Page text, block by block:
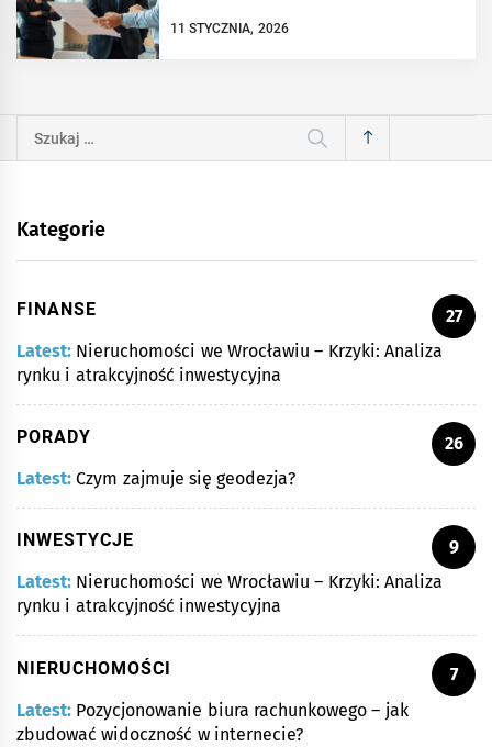
11 STYCZNIA, 2026
Szukaj:
Kategorie
FINANSE
27
Latest: Nieruchomości we Wrocławiu – Krzyki: Analiza
rynku i atrakcyjność inwestycyjna
PORADY
26
Latest: Czym zajmuje się geodezja?
INWESTYCJE
9
Latest: Nieruchomości we Wrocławiu – Krzyki: Analiza
rynku i atrakcyjność inwestycyjna
NIERUCHOMOŚCI
7
Latest: Pozycjonowanie biura rachunkowego – jak
zbudować widoczność w internecie?